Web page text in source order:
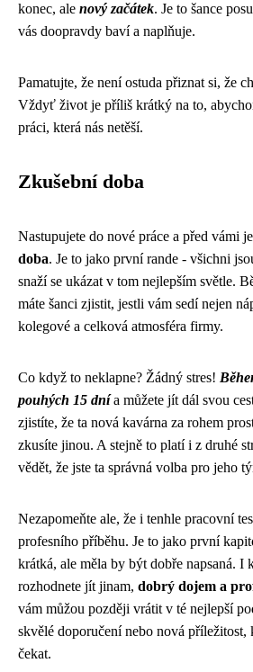
konec, ale nový začátek. Je to šance
vás doopravdy baví a naplňuje.
Pamatujte, že není ostuda přiznat si, že
Vždyť život je příliš krátký na to,
práci, která nás netěší.
Zkušební doba
Nastupujete do nové práce a před vámi
doba. Je to jako první rande - všichni
snaží se ukázat v tom nejlepším světle.
máte šanci zjistit, jestli vám sedí nejen
kolegové a celková atmosféra firmy.
Co když to neklapne? Žádný stres!
pouhých 15 dnía můžete jít dál svou
zjistíte, že ta nová kavárna za rohem
zkusíte jinou. A stejně to platí i z druhé
vědět, že jste ta správná volba pro jeho
Nezapomeňte ale, že i tenhle pracovní
profesního příběhu. Je to jako první
krátká, ale měla by být dobře napsaná. I
rozhodnete jít jinam, dobrý dojem a
vám můžou později vrátit v té nejlepší
skvělé doporučení nebo nová příležitost,
čekat.